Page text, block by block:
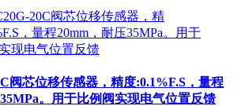
阀芯位移传感器，精度:0.1%F.S，量程
。用于比例阀实现电气位置反馈